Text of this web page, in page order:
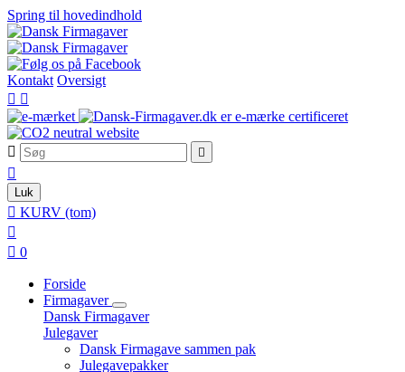
Spring til hovedindhold
Kontakt Oversigt
 
 

Luk
 KURV (tom)

 0
Forside
Firmagaver
Dansk Firmagaver
Julegaver
Dansk Firmagave sammen pak
Julegavepakker